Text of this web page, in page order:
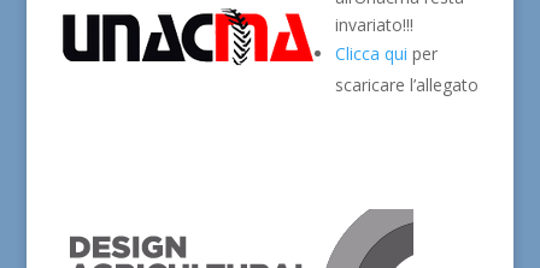
invariato!!!
Clicca qui per
scaricare l’allegato